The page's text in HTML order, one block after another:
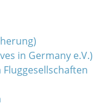
in Germany e.V.)